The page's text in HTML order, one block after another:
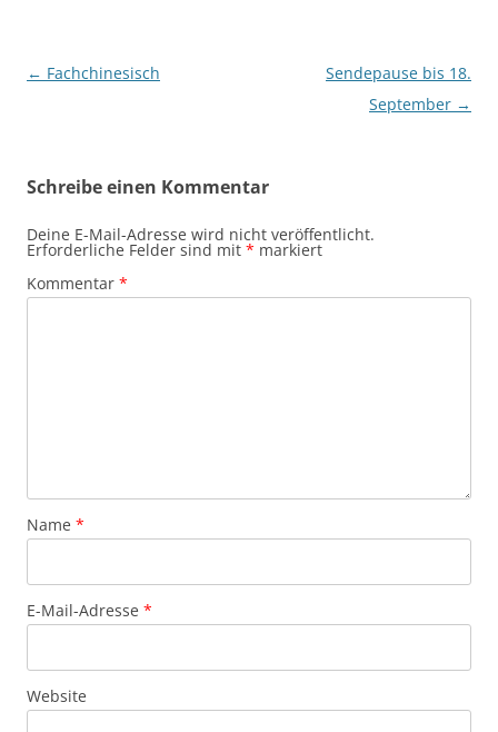
Beitragsnavigation
← Fachchinesisch
Sendepause bis 18.
September →
Schreibe einen Kommentar
Deine E-Mail-Adresse wird nicht veröffentlicht.
Erforderliche Felder sind mit * markiert
Kommentar *
Name *
E-Mail-Adresse *
Website